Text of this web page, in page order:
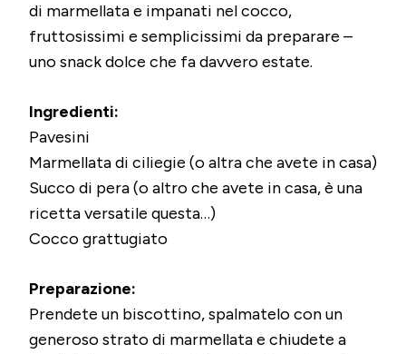
di marmellata e impanati nel cocco,
fruttosissimi e semplicissimi da preparare –
uno snack dolce che fa davvero estate.
Ingredienti:
Pavesini
Marmellata di ciliegie (o altra che avete in casa)
Succo di pera (o altro che avete in casa, è una
ricetta versatile questa…)
Cocco grattugiato
Preparazione:
Prendete un biscottino, spalmatelo con un
generoso strato di marmellata e chiudete a